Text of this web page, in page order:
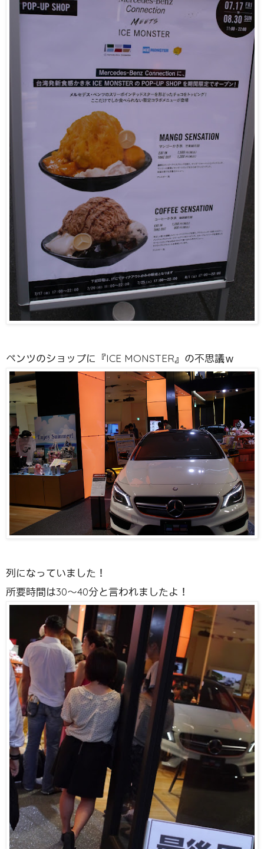
ベンツのショップに『ICE MONSTER』の不思議ｗ
列になっていました！
所要時間は30〜40分と言われましたよ！